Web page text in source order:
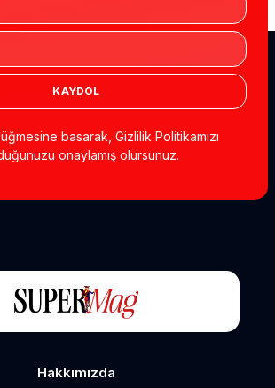
KAYDOL
basarak, Gizlilik Politikamızı
onaylamış olursunuz.
Hakkımızda